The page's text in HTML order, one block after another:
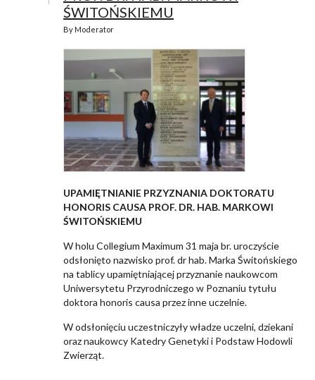
ŚWITOŃSKIEMU
By Moderator
UPAMIĘTNIANIE PRZYZNANIA DOKTORATU
HONORIS CAUSA PROF. DR. HAB. MARKOWI
ŚWITOŃSKIEMU
W holu Collegium Maximum 31 maja br. uroczyście
odsłonięto nazwisko prof. dr hab. Marka Świtońskiego
na tablicy upamiętniającej przyznanie naukowcom
Uniwersytetu Przyrodniczego w Poznaniu tytułu
doktora honoris causa przez inne uczelnie.
W odsłonięciu uczestniczyły władze uczelni, dziekani
oraz naukowcy Katedry Genetyki i Podstaw Hodowli
Zwierząt.